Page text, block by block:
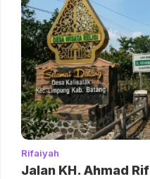
Rifaiyah
Jalan KH. Ahmad